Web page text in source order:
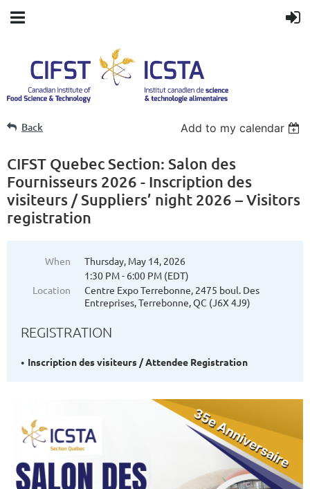
Back Add to my calendar
CIFST Quebec Section: Salon des
Fournisseurs 2026 - Inscription des
visiteurs / Suppliers’ night 2026 – Visitors
registration
When
Thursday, May 14, 2026
1:30 PM - 6:00 PM (EDT)
Location
Centre Expo Terrebonne, 2475 boul. Des
Entreprises, Terrebonne, QC (J6X 4J9)
REGISTRATION
Inscription des visiteurs / Attendee Registration